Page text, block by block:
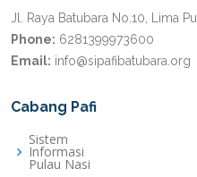
Jl. Raya Batubara No.10, Lima
Phone: 6281399973600
Email: info@sipafibatubara.org
Cabang Pafi
Sistem
Informasi
Pulau Nasi